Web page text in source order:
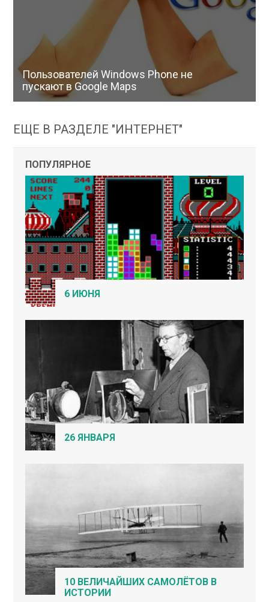
Пользователей Windows Phone не
пускают в Google Maps
ЕЩЕ В РАЗДЕЛЕ "ИНТЕРНЕТ"
ПОПУЛЯРНОЕ
6 ИЮНЯ
26 ЯНВАРЯ
10 ВЕЛИЧАЙШИХ САМОЛЁТОВ В
ИСТОРИИ